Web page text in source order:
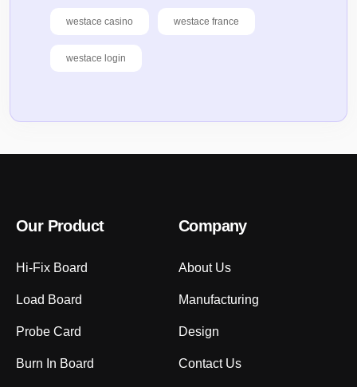
westace casino westace france
westace login
Our Product
Hi-Fix Board
Load Board
Probe Card
Burn In Board
Company
About Us
Manufacturing
Design
Contact Us